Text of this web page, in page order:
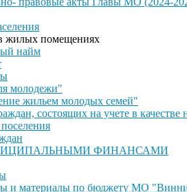
жилых помещениях
найм
молодежи"
жильем молодых семей"
состоящих на учете в
поселения
ФИНАНСАМИ
и материалы по бюджету МО